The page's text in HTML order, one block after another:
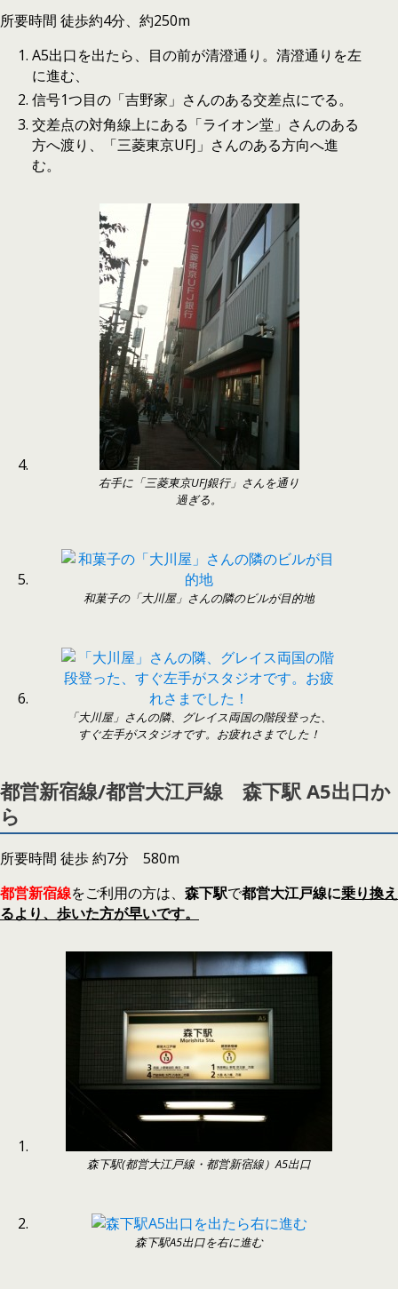
所要時間 徒歩約4分、約250m
A5出口を出たら、目の前が清澄通り。清澄通りを左
に進む、
信号1つ目の「吉野家」さんのある交差点にでる。
交差点の対角線上にある「ライオン堂」さんのある
方へ渡り、「三菱東京UFJ」さんのある方向へ進
む。
右手に「三菱東京UFJ銀行」さんを通り
過ぎる。
和菓子の「大川屋」さんの隣のビルが目的地
「大川屋」さんの隣、グレイス両国の階段登った、
すぐ左手がスタジオです。お疲れさまでした！
都営新宿線/都営大江戸線 森下駅 A5出口か
ら
所要時間 徒歩 約7分 580m
都営新宿線をご利用の方は、 森下駅で都営大江戸線に乗り換え
るより、歩いた方が早いです。
森下駅(都営大江戸線・都営新宿線）A5出口
森下駅A5出口を右に進む